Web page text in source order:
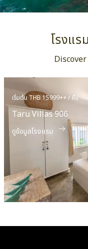
โรงแ
เริ่มต้น THB 15999++ / คืน
Taru Villas 906
ดูข้อมูลโรงแรม